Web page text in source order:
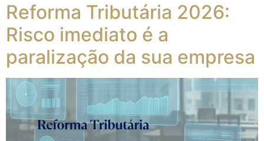
Reforma Tributária 2026:
Risco imediato é a
paralização da sua empresa